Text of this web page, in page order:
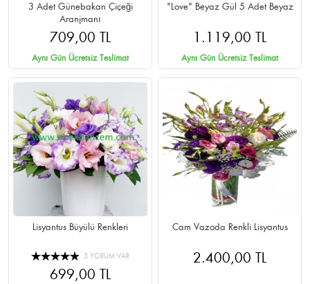
3 Adet Günebakan Çiçeği
Aranjmanı
709,00 TL
Aynı Gün Ücretsiz Teslimat
"Love" Beyaz Gül 5 Adet Beyaz
1.119,00 TL
Aynı Gün Ücretsiz Teslimat
Lisyantus Büyülü Renkleri
5 YORUM VAR
699,00 TL
Cam Vazoda Renkli Lisyantus
2.400,00 TL